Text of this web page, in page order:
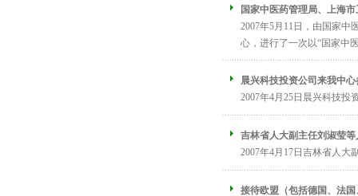
国家中医药管理局、上海
2007年5月11日，由国家中
心，进行了一次以“国家中
晨兴科技投资公司来我中
2007年4月25日晨兴科技投
吉林省人大副主任刘淑莹
2007年4月17日吉林省人大
接待欧盟（包括德国、法